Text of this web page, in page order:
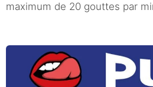
maximum de 20 gouttes par